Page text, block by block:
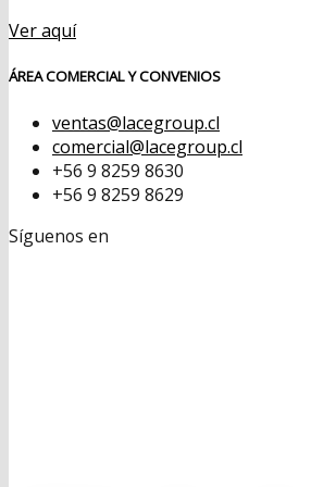
Ver aquí
ÁREA COMERCIAL Y CONVENIOS
ventas@lacegroup.cl
comercial@lacegroup.cl
+56 9 8259 8630
+56 9 8259 8629
Síguenos en